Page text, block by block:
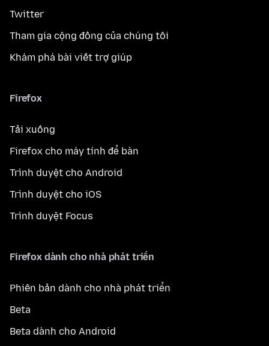
Twitter
Tham gia cộng đồng của chúng tôi
Khám phá bài viết trợ giúp
Firefox
Tải xuống
Firefox cho máy tính để bàn
Trình duyệt cho Android
Trình duyệt cho iOS
Trình duyệt Focus
Firefox dành cho nhà phát triển
Phiên bản dành cho nhà phát triển
Beta
Beta dành cho Android